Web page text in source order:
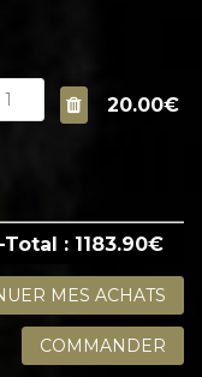
20.00€
Total : 1183.90€
MES ACHATS
COMMANDER